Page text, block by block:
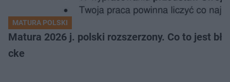
MATURA POLSKI
Matura 2026 j. polski rozszerzony. Co to jest
cke